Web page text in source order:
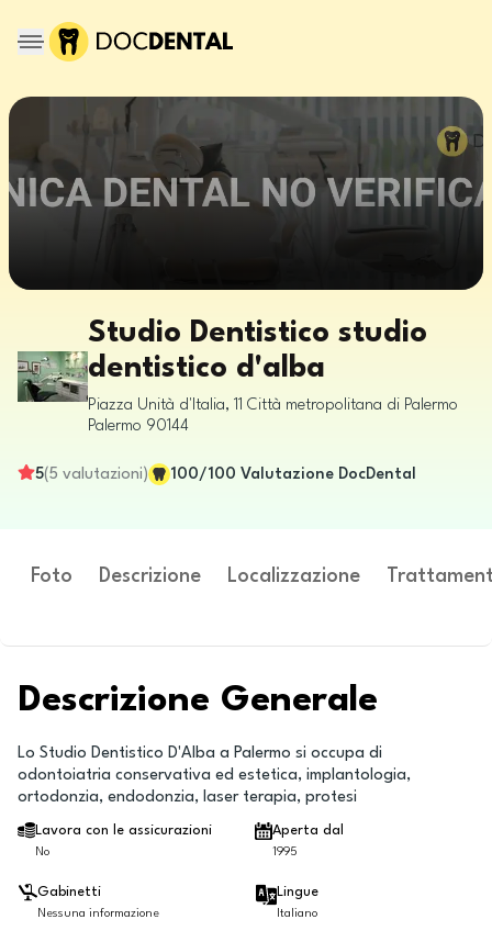
Studio Dentistico studio
dentistico d'alba
Piazza Unità d'Italia, 11 Città metropolitana di Palermo
Palermo 90144
5(5 valutazioni) 100/100 Valutazione DocDental
Foto Descrizione Localizzazione
Descrizione Generale
Lo Studio Dentistico D'Alba a Palermo si occupa di
odontoiatria conservativa ed estetica, implantologia,
ortodonzia, endodonzia, laser terapia, protesi
Lavora con le assicurazioni
No
Aperta dal
1995
Gabinetti
Nessuna informazione
Lingue
Italiano